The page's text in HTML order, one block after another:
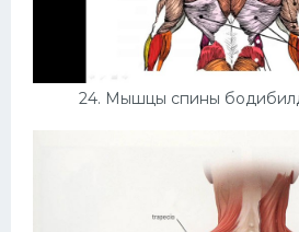
24. Мышцы спины